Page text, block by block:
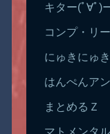
キター(ﾟ∀ﾟ)
コンプ・リ
にゅきにゅき
はんぺんア
まとめるＺ
マトメンタル